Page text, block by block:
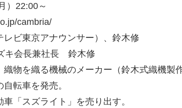
）22:00～
cambria/
レビ東京アナウンサー）、鈴木修
キ会長兼社長 鈴木修
物を織る機械のメーカー（鈴木式織機製
転車を発売。
「スズライト」を売り出す。